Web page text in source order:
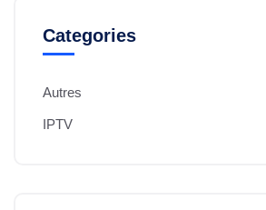
Categories
Autres
IPTV